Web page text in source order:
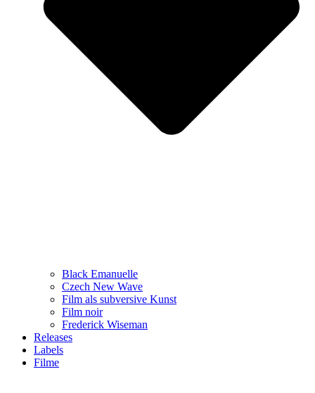
Black Emanuelle
Czech New Wave
Film als subversive Kunst
Film noir
Frederick Wiseman
Releases
Labels
Filme